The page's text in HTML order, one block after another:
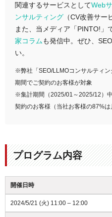
関連するサービスとしてWeb
ンサルティング（CV改善サー
また、当メディア「PINTO!」
家コラムも発信中。ぜひ、
い。
※弊社「SEO/LLMOコンサルティ
期間でご契約のお客様が対象
※集計期間（2025/01～2025/12）
契約のお客様（当社お客様の87%
プログラム内容
開催日時
2024/5/21 (火) 11:00 – 12:00